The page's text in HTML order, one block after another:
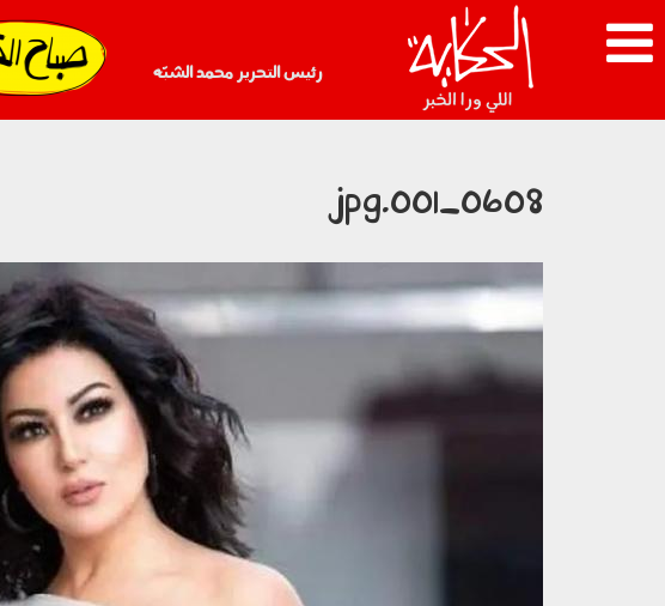
رئيس التحرير محمد الشبّه
0608_001.jpg